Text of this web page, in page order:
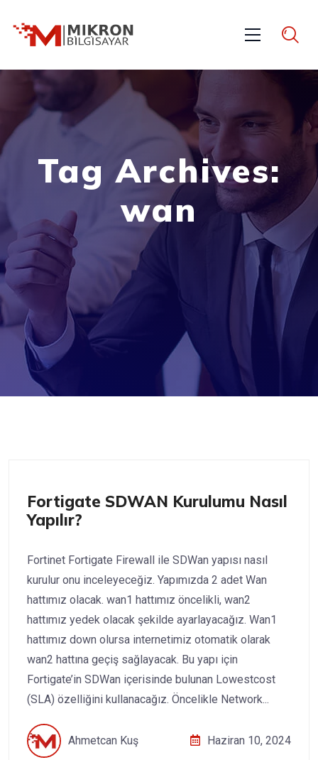
Tag Archives:
wan
Fortigate SDWAN Kurulumu Nasıl
Yapılır?
Fortinet Fortigate Firewall ile SDWan yapısı nasıl
kurulur onu inceleyeceğiz. Yapımızda 2 adet Wan
hattımız olacak. wan1 hattımız öncelikli, wan2
hattımız yedek olacak şekilde ayarlayacağız. Wan1
hattımız down olursa internetimiz otomatik olarak
wan2 hattına geçiş sağlayacak. Bu yapı için
Fortigate’in SDWan içerisinde bulunan Lowestcost
(SLA) özelliğini kullanacağız. Öncelikle Network...
Ahmetcan Kuş Haziran 10, 2024